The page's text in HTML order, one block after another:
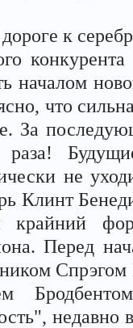
к
началом
что
За
не
Клинт
крайний
Перед
Спрэгом
недавно